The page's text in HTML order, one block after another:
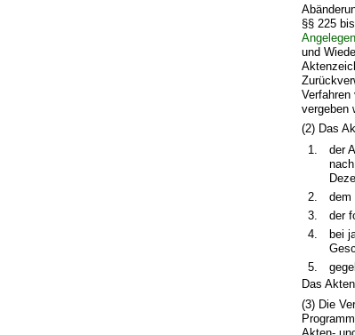
§§ 225
und
vergeben
(2) Das
1.
der
2.
dem
3.
der
4.
bei
5.
Das
(3) Die